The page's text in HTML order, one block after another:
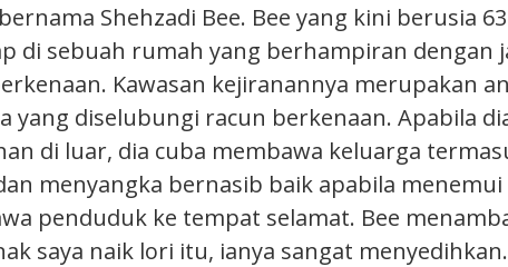
Shehzadi Bee. Bee yang kini berusia
di sebuah rumah yang berhampiran dengan
Kawasan kejiranannya merupakan
yang diselubungi racun berkenaan. Apabila
di luar, dia cuba membawa keluarga
menyangka bernasib baik apabila
penduduk ke tempat selamat. Bee
saya naik lori itu, ianya sangat